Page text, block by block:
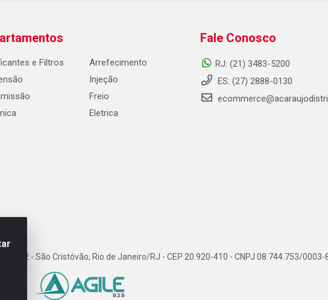
e Filtros
Arrefecimento
Injeção
Freio
Eletrica
Fale Conosco
RJ: (21) 3483-5200
ES: (27) 2888-0130
42 - São Cristóvão, Rio de Janeiro/RJ - CEP 20.920-410 - CNPJ 08.744.753/0003-